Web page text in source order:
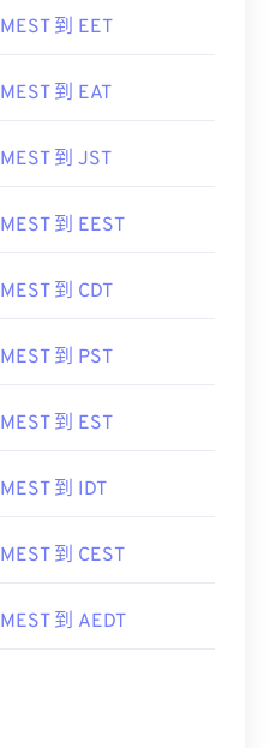
MEST 到 EET
MEST 到 EAT
MEST 到 JST
MEST 到 EEST
MEST 到 CDT
MEST 到 PST
MEST 到 EST
MEST 到 IDT
MEST 到 CEST
MEST 到 AEDT